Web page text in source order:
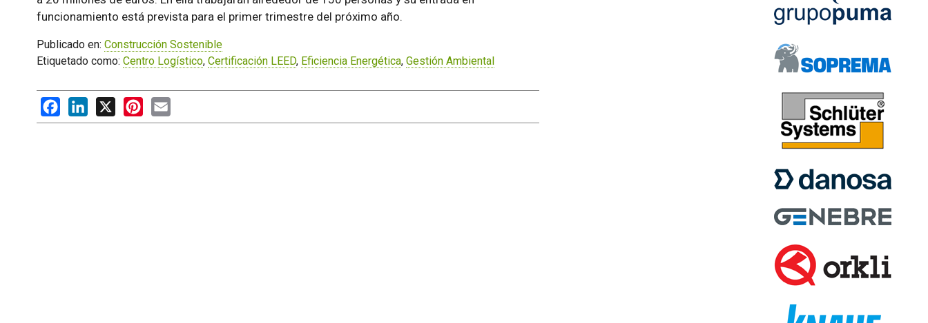
funcionamiento está prevista para el primer trimestre del próximo año.
Publicado en: Construcción Sostenible
Etiquetado como: Centro Logístico, Certificación LEED, Eficiencia Energética, Gestión Ambiental
FacebookLinkedIn
X PinterestEmail